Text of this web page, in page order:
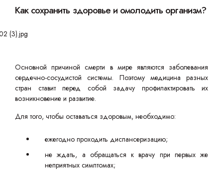
Как сохранить здоровье и омолодить организм?
Основной причиной смерти в мире являются заболевания
сердечно-сосудистой системы. Поэтому медицина разных
стран ставит перед собой задачу профилактировать их
возникновение и развитие.
Для того, чтобы оставаться здоровым, необходимо:
ежегодно проходить диспансеризацию;
не ждать, а обращаться к врачу при первых же
неприятных симптомах;